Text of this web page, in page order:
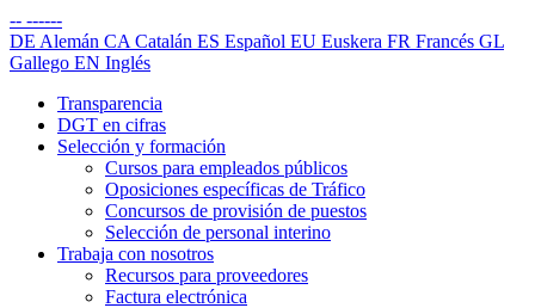
-- ------
DE Alemán CA Catalán ES Español EU Euskera FR Francés GL
Gallego EN Inglés
Transparencia
DGT en cifras
Selección y formación
Cursos para empleados públicos
Oposiciones específicas de Tráfico
Concursos de provisión de puestos
Selección de personal interino
Trabaja con nosotros
Recursos para proveedores
Factura electrónica